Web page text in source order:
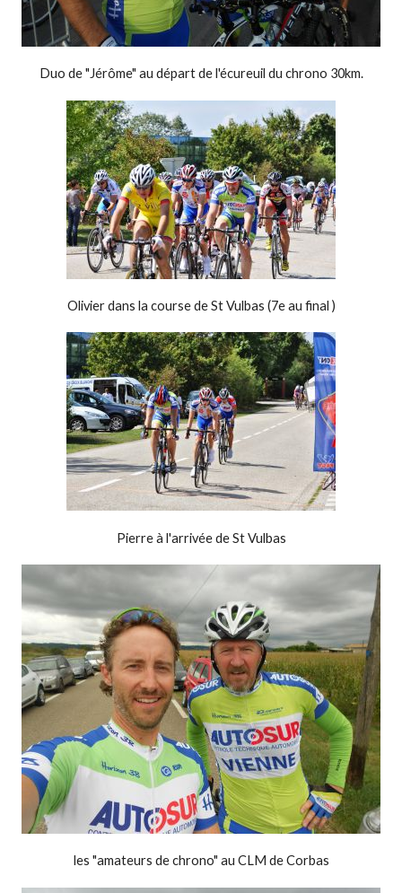
Duo de "Jérôme" au départ de l'écureuil du chrono 30km.
Olivier dans la course de St Vulbas (7e au final )
Pierre à l'arrivée de St Vulbas
les "amateurs de chrono" au CLM de Corbas